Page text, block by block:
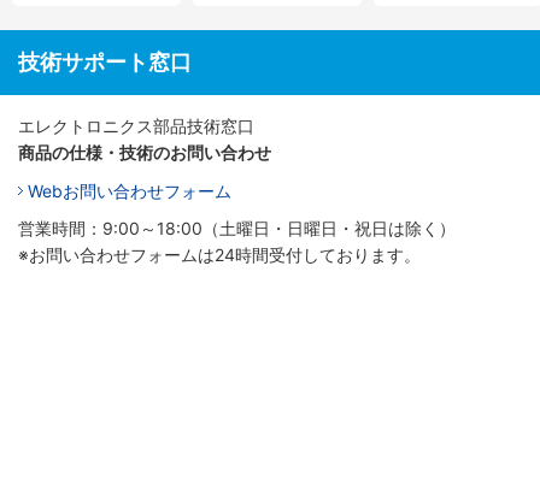
技術サポート窓口
エレクトロニクス部品技術窓口
商品の仕様・技術のお問い合わせ
Webお問い合わせフォーム
営業時間：9:00～18:00（土曜日・日曜日・祝日は除く）
※お問い合わせフォームは24時間受付しております。